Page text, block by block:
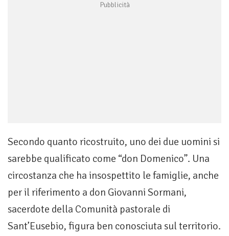
Secondo quanto ricostruito, uno dei due uomini si
sarebbe qualificato come “don Domenico”. Una
circostanza che ha insospettito le famiglie, anche
per il riferimento a don Giovanni Sormani,
sacerdote della Comunità pastorale di
Sant’Eusebio, figura ben conosciuta sul territorio.